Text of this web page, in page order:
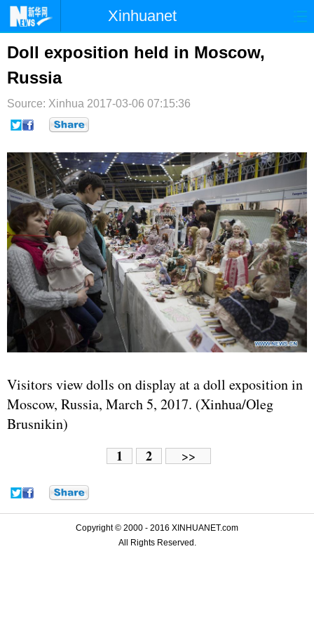
Xinhuanet
首页 国际
台湾
纪检 体育 科技
文娱
博客 微博
Doll exposition held in Moscow,
Russia
Source: Xinhua 2017-03-06 07:15:36
Visitors view dolls on display at a doll exposition in
Moscow, Russia, March 5, 2017. (Xinhua/Oleg
Brusnikin)
1 2 >>
Copyright © 2000 - 2016 XINHUANET.com
All Rights Reserved.